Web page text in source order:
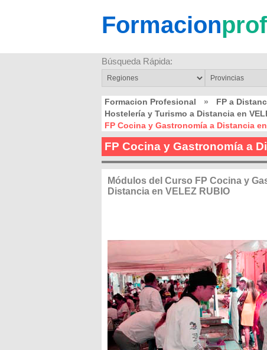
Formacion
Búsqueda Rápida:
Formacion Profesional » FP a
Hostelería y Turismo a Distancia en
FP Cocina y Gastronomía a Distancia
FP Cocina y Gastronomía a
Módulos del Curso FP Cocina y
Distancia en VELEZ RUBIO